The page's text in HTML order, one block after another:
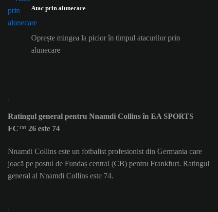
Atac prin alunecare
Oprește mingea la picior în timpul atacurilor prin
alunecare
Ratingul general pentru Nnamdi Collins în EA SPORTS
FC™ 26 este 74
Nnamdi Collins este un fotbalist profesionist din Germania care
joacă pe postul de Fundaș central (CB) pentru Frankfurt. Ratingul
general al Nnamdi Collins este 74.